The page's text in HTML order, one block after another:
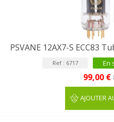
PSVANE 12AX7-S ECC83
Ref : 6717 En
99,00 €
AJOUTER